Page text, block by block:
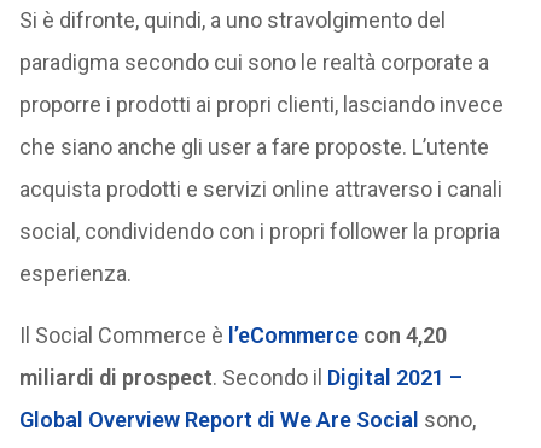
Si è difronte, quindi, a uno stravolgimento del
paradigma secondo cui sono le realtà corporate a
proporre i prodotti ai propri clienti, lasciando invece
che siano anche gli user a fare proposte. L’utente
acquista prodotti e servizi online attraverso i canali
social, condividendo con i propri follower la propria
esperienza.
Il Social Commerce è l’eCommercecon 4,20
miliardi di prospect. Secondo il Digital 2021 –
Global Overview Report di We Are Social sono,